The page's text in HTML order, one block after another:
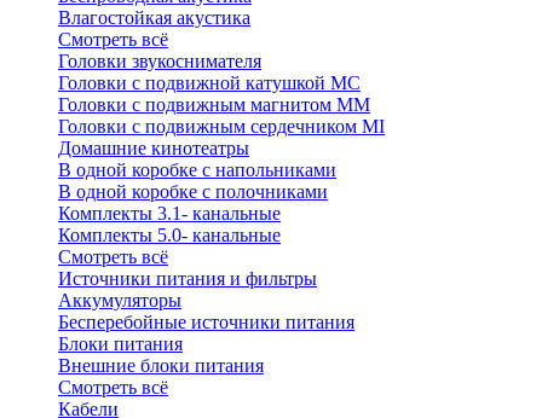
Влагостойкая акустика
Смотреть всё
Головки звукоснимателя
Головки с подвижной катушкой MC
Головки с подвижным магнитом ММ
Головки с подвижным сердечником MI
Домашние кинотеатры
В одной коробке с напольниками
В одной коробке с полочниками
Комплекты 3.1- канальные
Комплекты 5.0- канальные
Смотреть всё
Источники питания и фильтры
Аккумуляторы
Бесперебойные источники питания
Блоки питания
Внешние блоки питания
Смотреть всё
Кабели